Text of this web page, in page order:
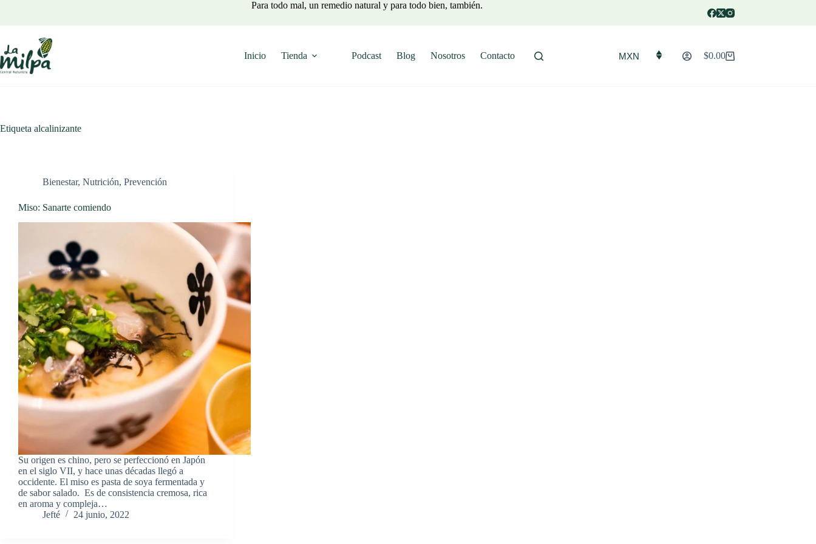
Para todo mal, un remedio natural y para todo bien, también.
Inicio Tienda Podcast Blog Nosotros Contacto MXN
Carro
$0.00
Etiqueta alcalinizante
Bienestar, Nutrición, Prevención
Miso: Sanarte comiendo
Su origen es chino, pero se perfeccionó en Japón
en el siglo VII, y hace unas décadas llegó a
occidente. El miso es pasta de soya fermentada y
de sabor salado. Es de consistencia cremosa, rica
en aroma y compleja…
Jefté
24 junio, 2022